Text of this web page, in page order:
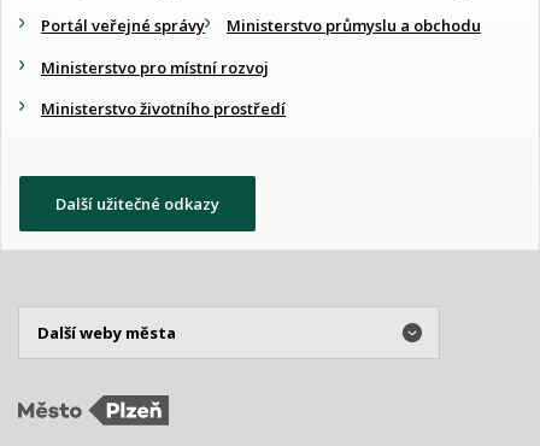
Portál veřejné správy
Ministerstvo průmyslu a obchodu
Ministerstvo pro místní rozvoj
Ministerstvo životního prostředí
Další užitečné odkazy